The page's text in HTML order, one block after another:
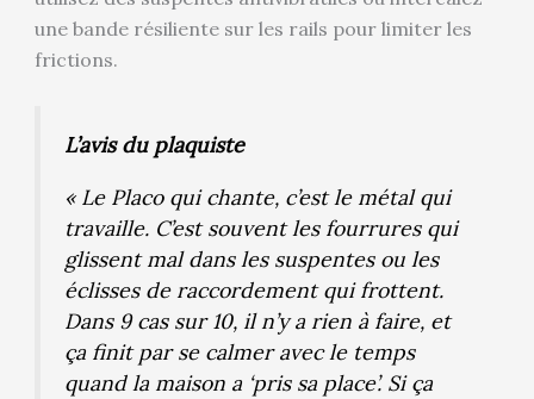
une bande résiliente sur les rails pour limiter les
frictions.
L’avis du plaquiste
« Le Placo qui chante, c’est le métal qui
travaille. C’est souvent les fourrures qui
glissent mal dans les suspentes ou les
éclisses de raccordement qui frottent.
Dans 9 cas sur 10, il n’y a rien à faire, et
ça finit par se calmer avec le temps
quand la maison a ‘pris sa place’. Si ça